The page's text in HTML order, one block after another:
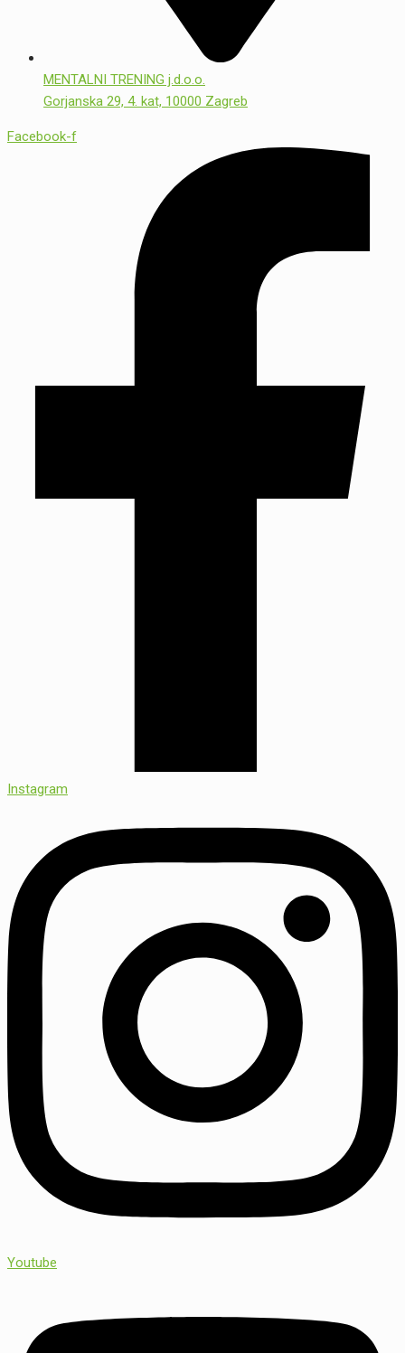
MENTALNI TRENING j.d.o.o.
Gorjanska 29, 4. kat, 10000 Zagreb
Facebook-f
Instagram
Youtube